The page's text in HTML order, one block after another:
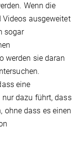
Wenn die
ausgeweitet
sogar
werden sie daran
eine
dazu führt, dass
ohne dass es einen